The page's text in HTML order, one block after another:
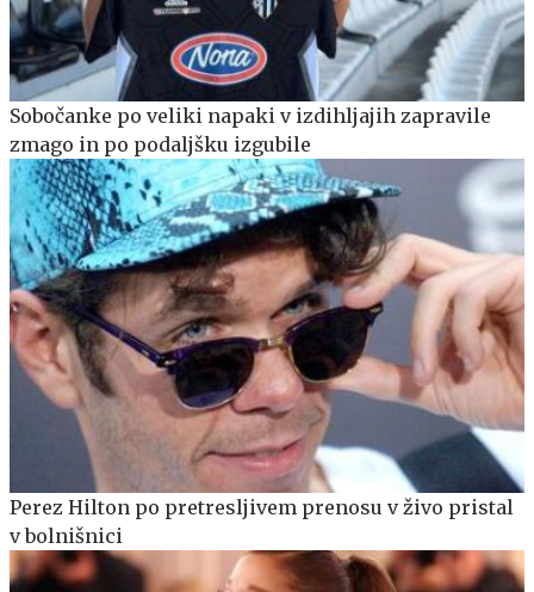
Sobočanke po veliki napaki v izdihljajih zapravile
zmago in po podaljšku izgubile
Perez Hilton po pretresljivem prenosu v živo pristal
v bolnišnici